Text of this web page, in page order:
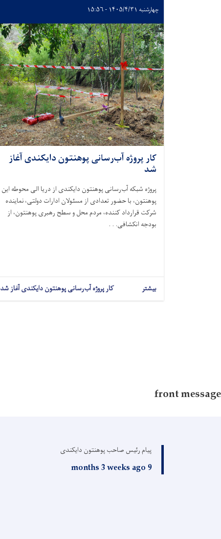
چهارشنبه ۱۴۰۵/۴/۳۱ - ۱۵:۵۶
کار پروژه آب‌رسانی پوهنتون دایکندی آغاز
شد
پروژه شبکه آب‌رسانی پوهنتون دایکندی از دریا الی محوطه این
پوهنتون، با حضور تعدادی از مسئولان ادارات دولتی، نماینده
شرکت قرارداد کننده، مردم محل و سطح رهبری پوهنتون، از
بودجه انکشافی. . .
بیشتر کار پروژه آب‌رسانی پوهنتون دایکندی آغاز شد
front message
پیام رئیس صاحب پوهنتون دایکندی
9 months 3 weeks ago